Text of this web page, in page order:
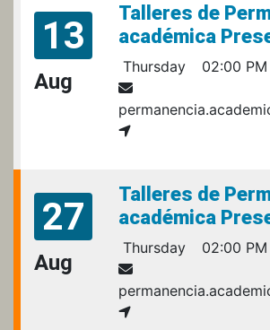
13
Aug
Talleres de
académica
Thursday 02:00
27
Aug
Talleres de
académica
Thursday 02:00